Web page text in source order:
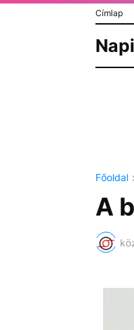
Címlap
Főoldal
A